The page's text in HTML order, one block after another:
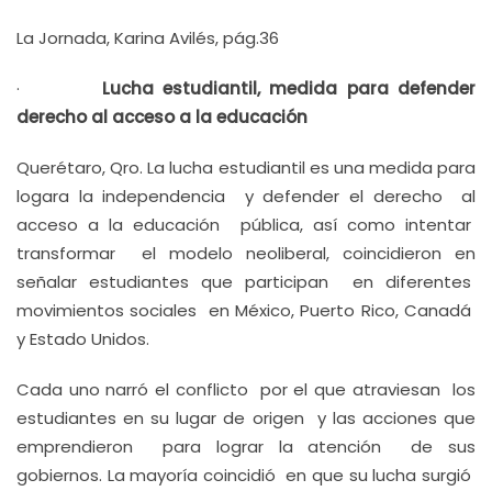
La Jornada, Karina Avilés, pág.36
· Lucha estudiantil, medida para defender
derecho al acceso a la educación
Querétaro, Qro. La lucha estudiantil es una medida para
logara la independencia y defender el derecho al
acceso a la educación pública, así como intentar
transformar el modelo neoliberal, coincidieron en
señalar estudiantes que participan en diferentes
movimientos sociales en México, Puerto Rico, Canadá
y Estado Unidos.
Cada uno narró el conflicto por el que atraviesan los
estudiantes en su lugar de origen y las acciones que
emprendieron para lograr la atención de sus
gobiernos. La mayoría coincidió en que su lucha surgió